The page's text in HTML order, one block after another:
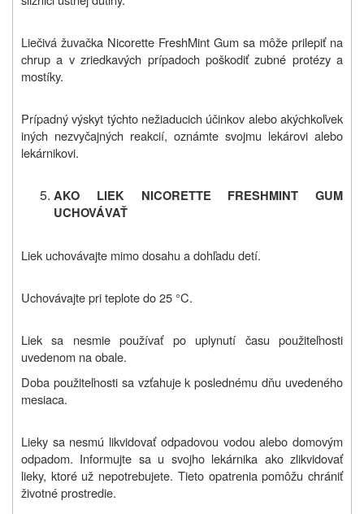
Liečivá žuvačka Nicorette FreshMint Gum sa môže prilepiť na
chrup a v zriedkavých prípadoch poškodiť zubné protézy a
mostíky.
Prípadný výskyt týchto nežiaducich účinkov alebo akýchkoľvek
iných nezvyčajných reakcií, oznámte svojmu lekárovi alebo
lekárnikovi.
AKO LIEK NICORETTE FRESHMINT GUM
UCHOVÁVAŤ
Liek uchovávajte mimo dosahu a dohľadu detí.
Uchovávajte pri teplote do 25 °C.
Liek sa nesmie používať po uplynutí času použiteľnosti
uvedenom na obale.
Doba použiteľnosti sa vzťahuje k poslednému dňu uvedeného
mesiaca.
Lieky sa nesmú likvidovať odpadovou vodou alebo domovým
odpadom. Informujte sa u svojho lekárnika ako zlikvidovať
lieky, ktoré už nepotrebujete. Tieto opatrenia pomôžu chrániť
životné prostredie.